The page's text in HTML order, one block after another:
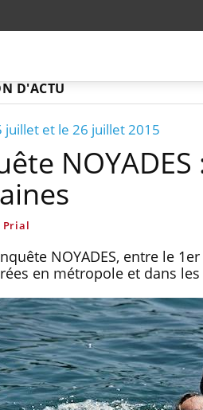
D'ACTU
juillet et le 26 juillet 2015
Prial
NOYADES, entre le
en métropole et dans